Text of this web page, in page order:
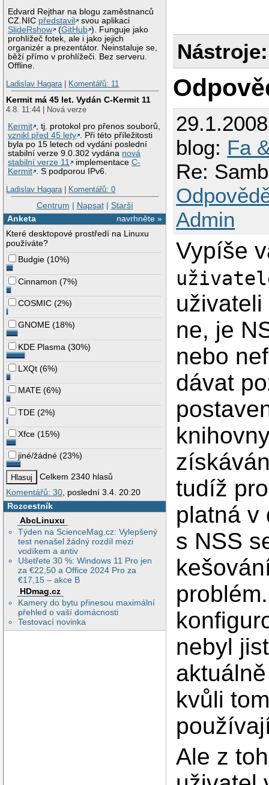
Edvard Rejthar na blogu zaměstnanců
CZ.NIC představil
svou aplikaci
SlideRshow
(GitHub ). Funguje jako
prohlížeč fotek, ale i jako jejich
organizér a prezentátor. Neinstaluje se,
běží přímo v prohlížeči. Bez serveru.
Offline.
Ladislav Hagara| Komentářů: 11
Kermit má 45 let. Vydán C-Kermit 11
4.8. 11:44 | Nová verze
Kermit , tj. protokol pro přenos souborů,
vznikl před 45 lety . Při této příležitosti
byla po 15 letech od vydání poslední
stabilní verze 9.0.302 vydána nová
stabilní verze 11
implementaceC-
Kermit . S podporou IPv6.
Ladislav Hagara| Komentářů: 0
Centrum | Napsat| Starší
navrhněte »
Anketa
Které desktopové prostředí na Linuxu
používáte?
Budgie (10%)
Cinnamon (7%)
COSMIC (2%)
GNOME (18%)
KDE Plasma (30%)
LXQt (6%)
MATE (6%)
TDE (2%)
Xfce (15%)
jiné/žádné (23%)
Celkem 2340 hlasů
Komentářů: 30 , poslední 3.4. 20:20
Rozcestník
AbcLinuxu
Týden na ScienceMag.cz: Vylepšený
test nenašel žádný rozdíl mezi
vodíkem a antiv
Ušetřete 30 %: Windows 11 Pro jen
za €22,50 a Office 2024 Pro za
€17,15 – akce B
HDmag.cz
Kamery do bytu přinesou maximální
přehled o vaší domácnosti
Testovací novinka
Nástroje:
blog: Fa
Re:
Admin
Vypíše
ne, je
nebo
dávat
tudíž
platná v
s NSS
nebyl
kvůli
Ale z